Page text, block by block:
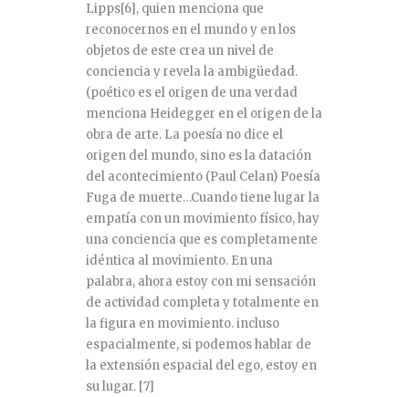
Lipps[6], quien menciona que
reconocernos en el mundo y en los
objetos de este crea un nivel de
conciencia y revela la ambigüedad.
(poético es el origen de una verdad
menciona Heidegger en el origen de la
obra de arte. La poesía no dice el
origen del mundo, sino es la datación
del acontecimiento (Paul Celan) Poesía
Fuga de muerte…Cuando tiene lugar la
empatía con un movimiento físico, hay
una conciencia que es completamente
idéntica al movimiento. En una
palabra, ahora estoy con mi sensación
de actividad completa y totalmente en
la figura en movimiento. incluso
espacialmente, si podemos hablar de
la extensión espacial del ego, estoy en
su lugar. [7]